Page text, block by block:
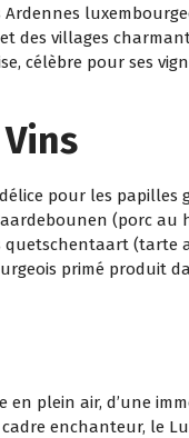
des villages
célèbre pour ses
pour les papilles
(porc au
(tarte
primé produit
en plein air, d’une
enchanteur, le